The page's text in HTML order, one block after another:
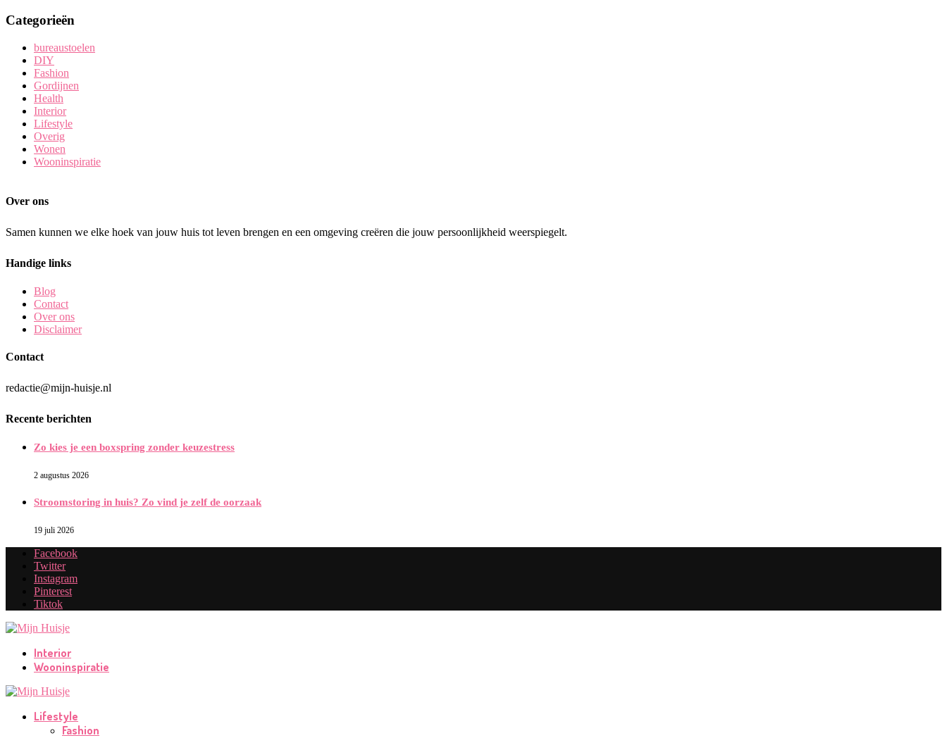
Categorieën
bureaustoelen
DIY
Fashion
Gordijnen
Health
Interior
Lifestyle
Overig
Wonen
Wooninspiratie
Over ons
Samen kunnen we elke hoek van jouw huis tot leven brengen en een omgeving creëren die jouw persoonlijkheid weerspiegelt.
Handige links
Blog
Contact
Over ons
Disclaimer
Contact
redactie@mijn-huisje.nl
Recente berichten
Zo kies je een boxspring zonder keuzestress
2 augustus 2026
Stroomstoring in huis? Zo vind je zelf de oorzaak
19 juli 2026
Facebook
Twitter
Instagram
Pinterest
Tiktok
Interior
Wooninspiratie
Lifestyle
Fashion